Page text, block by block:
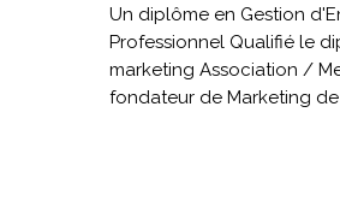
Un diplôme en Gestion
Professionnel Qualifié le
marketing Association /
fondateur de Marketing